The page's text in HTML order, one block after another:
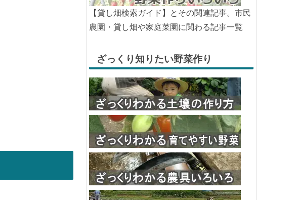
【貸し畑検索ガイド】とその関連記事。市民
農園・貸し畑や家庭菜園に関わる記事一覧
ざっくり知りたい野菜作り